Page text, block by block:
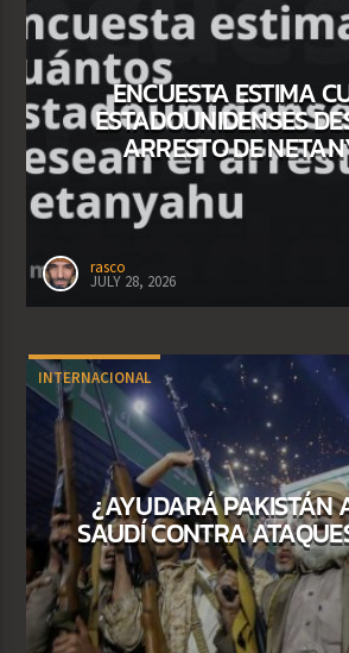
ENCUESTA ESTIMA
ESTADOUNIDENSES
ARRESTO DE
rasco
JULY 28, 2026
INTERNACIONAL
¿AYUDARÁ PAKISTÁN
SAUDÍ CONTRA